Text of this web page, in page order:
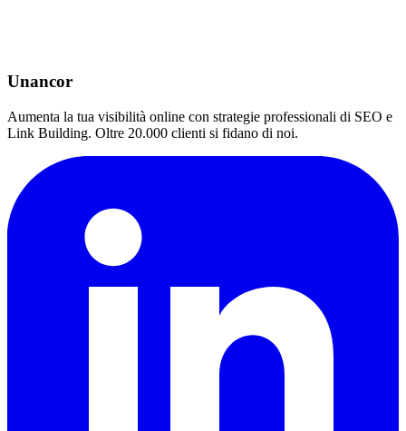
Unancor
Aumenta la tua visibilità online con strategie professionali di SEO e
Link Building. Oltre 20.000 clienti si fidano di noi.